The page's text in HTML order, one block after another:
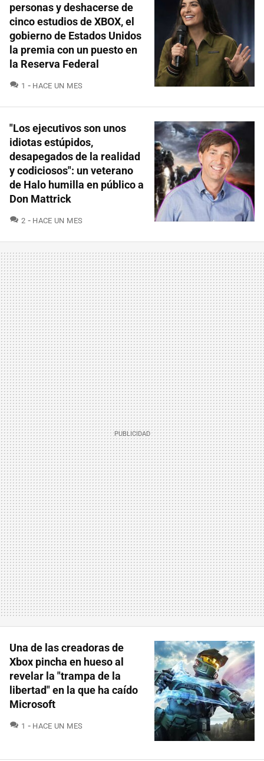
personas y deshacerse de
cinco estudios de XBOX, el
gobierno de Estados Unidos
la premia con un puesto en
la Reserva Federal
1 COMENTARIOS
HACE UN MES
"Los ejecutivos son unos
idiotas estúpidos,
desapegados de la realidad
y codiciosos": un veterano
de Halo humilla en público a
Don Mattrick
2 COMENTARIOS
HACE UN MES
Una de las creadoras de
Xbox pincha en hueso al
revelar la "trampa de la
libertad" en la que ha caído
Microsoft
1 COMENTARIOS
HACE UN MES